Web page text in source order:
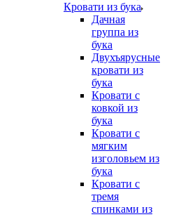
Кровати из бука
Дачная
группа из
бука
Двухъярусные
кровати из
бука
Кровати с
ковкой из
бука
Кровати с
мягким
изголовьем из
бука
Кровати с
тремя
спинками из